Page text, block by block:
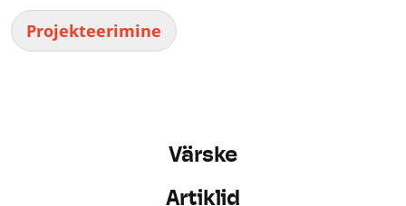
Projekteerimine
Värske
Artiklid